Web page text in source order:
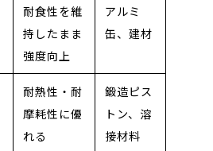
耐食性を維
持したまま
強度向上
アルミ
缶、建材
耐熱性・耐
摩耗性に優
れる
鍛造ピス
トン、溶
接材料